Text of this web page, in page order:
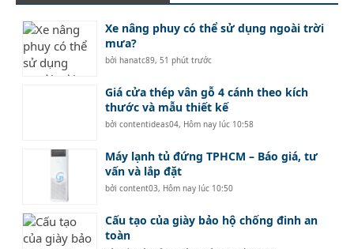
Xe nâng phuy có thể sử dụng ngoài trời
mưa?
bởihanatc89, 51 phút trước
Giá cửa thép vân gỗ 4 cánh theo kích
thước và mẫu thiết kế
bởicontentideas04, Hôm nay lúc 10:58
Máy lạnh tủ đứng TPHCM – Báo giá, tư
vấn và lắp đặt
bởicontent03, Hôm nay lúc 10:50
Cấu tạo của giày bảo hộ chống đinh an
toàn